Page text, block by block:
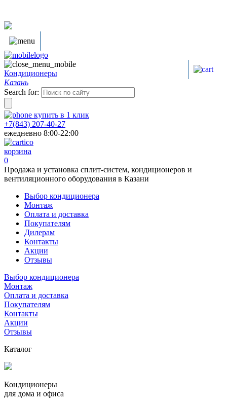
Кондиционеры
Казань
Search for:
купить в 1 клик
+7(843) 207-40-27
ежедневно 8:00-22:00
корзина
0
Продажа и установка сплит-систем, кондиционеров и
вентиляционного оборудования в Казани
Выбор кондиционера
Монтаж
Оплата и доставка
Покупателям
Дилерам
Контакты
Акции
Отзывы
Выбор кондиционера
Монтаж
Оплата и доставка
Покупателям
Контакты
Акции
Отзывы
Каталог
Кондиционеры
для дома и офиса